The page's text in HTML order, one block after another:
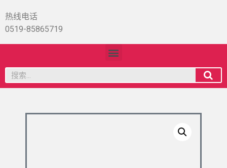
热线电话
0519-85865719